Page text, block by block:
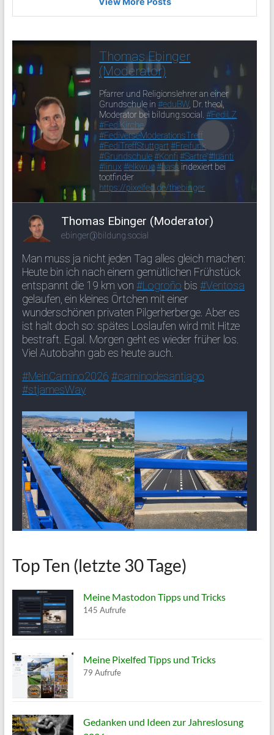
Top Ten (letzte 30 Tage)
Meine Mastodon Tipps und Tricks
145 Aufrufe
Meine Pixelfed Tipps und Tricks
79 Aufrufe
Gedanken und Ideen zur Jahreslosung